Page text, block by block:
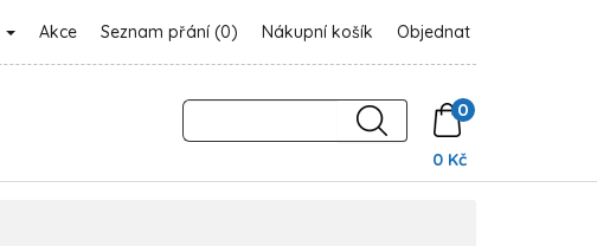
Akce Seznam přání (0) Nákupní košík Objednat
0
0 Kč